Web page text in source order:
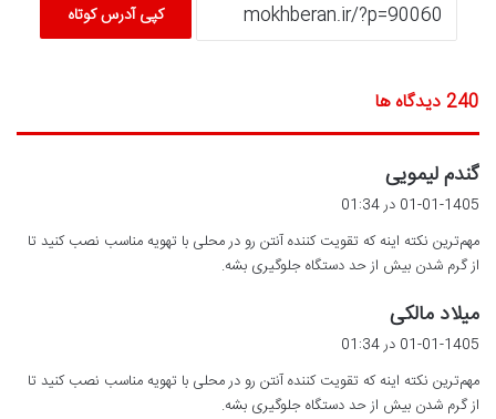
کپی آدرس کوتاه
‫240 دیدگاه ها
گندم لیمویی
ت
:
01-01-1405 در 01:34
مهم‌ترین نکته اینه که تقویت کننده آنتن رو در محلی با تهویه مناسب نصب کنید تا
از گرم شدن بیش از حد دستگاه جلوگیری بشه.
میلاد مالکی
ت
:
01-01-1405 در 01:34
مهم‌ترین نکته اینه که تقویت کننده آنتن رو در محلی با تهویه مناسب نصب کنید تا
از گرم شدن بیش از حد دستگاه جلوگیری بشه.